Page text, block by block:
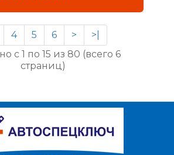
4 5 6 >
>|
с 1 по 15 из 80 (всего 6
страниц)